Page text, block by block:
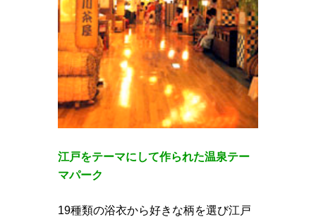
江戸をテーマにして作られた温泉テー
マパーク
19種類の浴衣から好きな柄を選び江戸